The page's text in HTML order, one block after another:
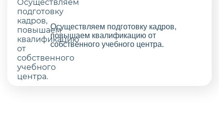
Осуществляем подготовку кадров,
повышаем квалификацию от
собственного учебного центра.